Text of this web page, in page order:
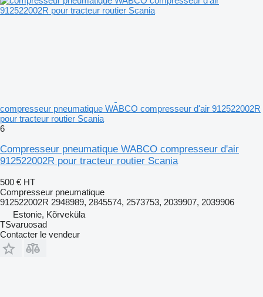
compresseur pneumatique WABCO compresseur d'air 912522002R
pour tracteur routier Scania
6
Compresseur pneumatique WABCO compresseur d'air
912522002R pour tracteur routier Scania
500 € HT
Compresseur pneumatique
912522002R 2948989, 2845574, 2573753, 2039907, 2039906
Estonie, Kõrveküla
TSvaruosad
Contacter le vendeur